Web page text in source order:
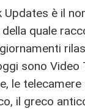
Updates è il
della quale
sono Video
le telecamere
il greco